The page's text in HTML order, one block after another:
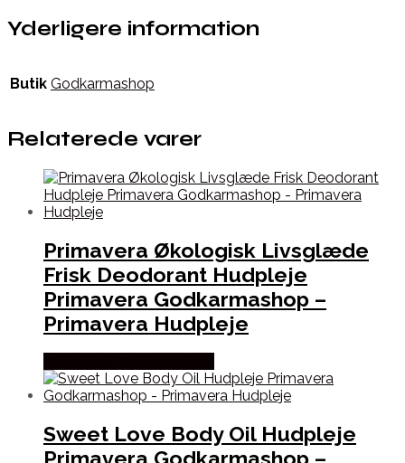
Yderligere information
Butik Godkarmashop
Relaterede varer
Primavera Økologisk Livsglæde
Frisk Deodorant Hudpleje
Primavera Godkarmashop –
Primavera Hudpleje
Sweet Love Body Oil Hudpleje
Primavera Godkarmashop –